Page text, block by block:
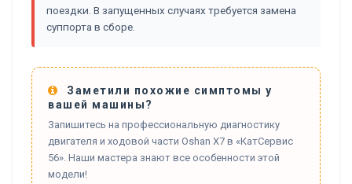
поездки. В запущенных случаях требуется замена
суппорта в сборе.
Заметили похожие симптомы у
вашей машины?
Запишитесь на профессиональную диагностику
двигателя и ходовой части Oshan X7 в «КатСервис
56». Наши мастера знают все особенности этой
модели!